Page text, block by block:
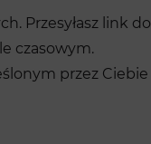
Przesyłasz link do
czasowym.
przez Ciebie